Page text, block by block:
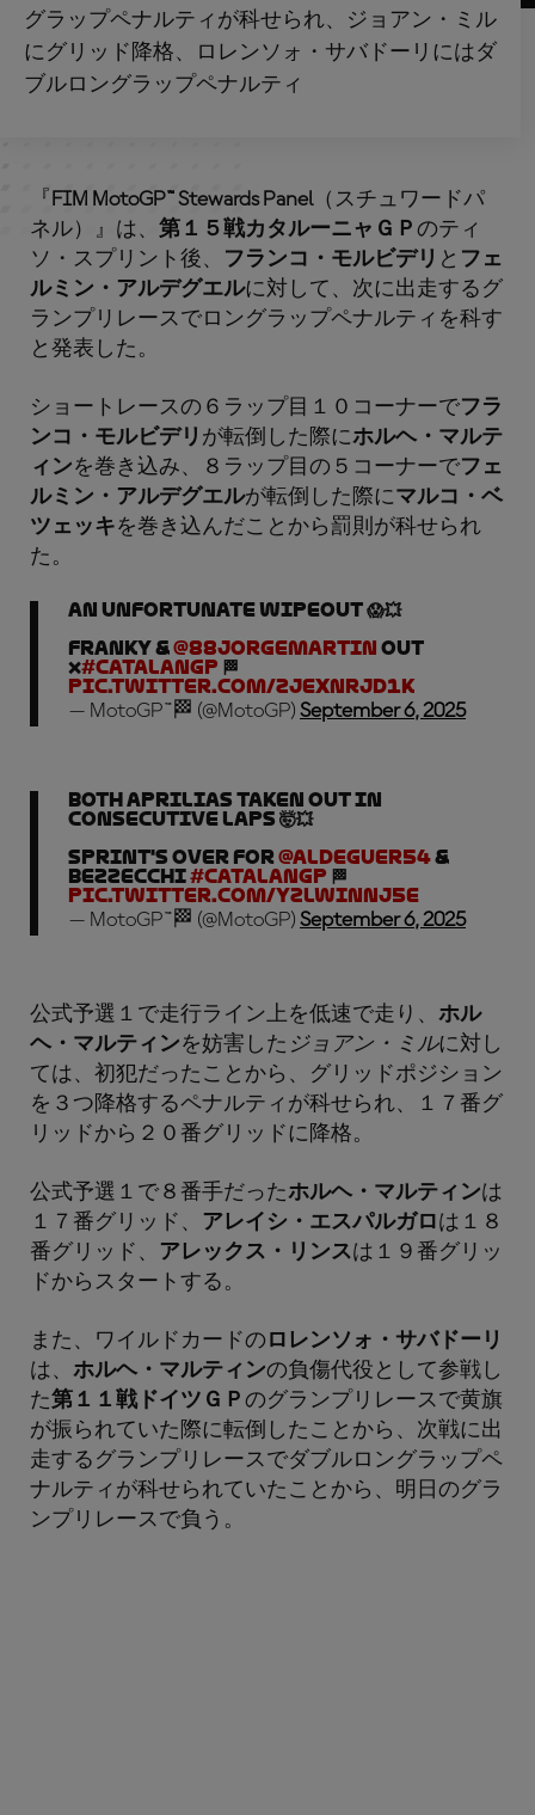
グラップペナルティが科せられ、ジョアン・ミル
にグリッド降格、ロレンソォ・サバドーリにはダ
ブルロングラップペナルティ
『 FIM MotoGP™ Stewards Panel（スチュワードパ
ネル）』は、 第１５戦カタルーニャＧＰ のティ
ソ・スプリント後、
フランコ・モルビデリ と フェ
ルミン・アルデグエルに対して、次に出走するグ
ランプリレースでロングラップペナルティを科す
と発表した。
ショートレースの６ラップ目１０コーナーでフラ
ンコ・モルビデリ が転倒した際にホルヘ・マルテ
ィンを巻き込み、８ラップ目の５コーナーでフェ
ルミン・アルデグエルが転倒した際にマルコ・ベ
ツェッキを巻き込んだことから罰則が科せられ
た。
An unfortunate wipeout 😱💥
Franky &@88jorgemartin OUT
❌#CatalanGP 🏁
pic.twitter.com/zJexNrJD1k
— MotoGP™🏁 (@MotoGP) September 6, 2025
Both Aprilias taken out in
consecutive laps 🤯💥
Sprint's over for @Aldeguer54&
Bezzecchi#CatalanGP 🏁
pic.twitter.com/yzLwINNj5e
— MotoGP™🏁 (@MotoGP) September 6, 2025
公式予選１で走行ライン上を低速で走り、 ホル
ヘ・マルティンを妨害した ジョアン・ミルに対し
ては、初犯だったことから、グリッドポジション
を３つ降格するペナルティが科せられ、１７番グ
リッドから２０番グリッドに降格。
公式予選１で８番手だったホルヘ・マルティンは
１７番グリッド、
アレイシ・エスパルガロ は１８
番グリッド、
アレックス・リンスは１９番グリッ
ドからスタートする。
また、ワイルドカードの ロレンソォ・サバドーリ
は、 ホルヘ・マルティンの負傷代役として参戦し
た第１１戦ドイツＧＰ のグランプリレースで黄旗
が振られていた際に転倒したことから、次戦に出
走するグランプリレースでダブルロングラップペ
ナルティが科せられていたことから、明日のグラ
ンプリレースで負う。